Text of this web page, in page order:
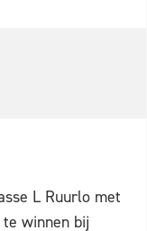
L Ruurlo met
winnen bij